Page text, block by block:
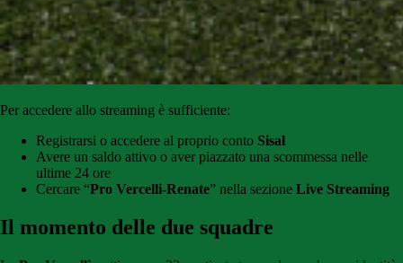
Per accedere allo streaming è sufficiente:
Registrarsi o accedere al proprio conto Sisal
Avere un saldo attivo o aver piazzato una scommessa nelle
ultime 24 ore
Cercare “Pro Vercelli-Renate” nella sezione Live Streaming
Il momento delle due squadre